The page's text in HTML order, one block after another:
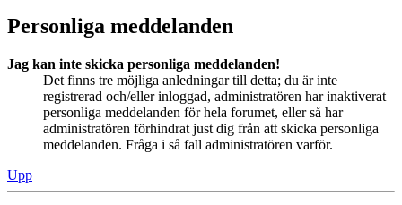
Personliga meddelanden
Jag kan inte skicka personliga meddelanden!
Det finns tre möjliga anledningar till detta; du är inte
registrerad och/eller inloggad, administratören har inaktiverat
personliga meddelanden för hela forumet, eller så har
administratören förhindrat just dig från att skicka personliga
meddelanden. Fråga i så fall administratören varför.
Upp